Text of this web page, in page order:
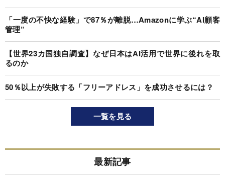
「一度の不快な経験」で87％が離脱…Amazonに学ぶ“AI顧客
管理”
【世界23カ国独自調査】なぜ日本はAI活用で世界に後れを取
るのか
50％以上が失敗する「フリーアドレス」を成功させるには？
一覧を見る
最新記事